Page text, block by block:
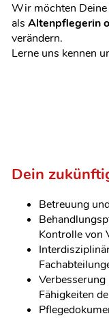
Wir möchten
als Altenpflegerin
verändern.
Lerne uns kennen
Dein
Betreuung
Kontrolle von
Fähigkeiten